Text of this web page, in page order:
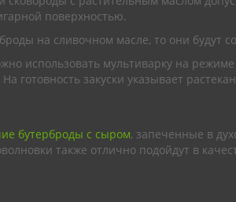
поверхностью.
на сливочном масле, то они будут
использовать мультиварку на
готовность закуски указывает
бутерброды с сыром, запеченные в
также отлично подойдут в